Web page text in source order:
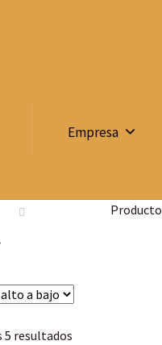
Empresa
resultados